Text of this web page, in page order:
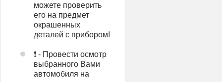
можете проверить
его на предмет
окрашенных
деталей с прибором!
❗ - Провести осмотр
выбранного Вами
автомобиля на